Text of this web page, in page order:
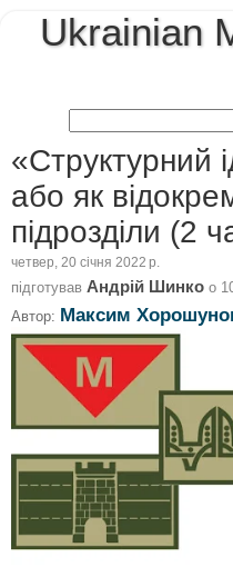
Ukrainian
«Структурний
або як
підрозділи (2
четвер, 20 січня 2022 р.
підготував Андрій Шинко о
Автор: Максим